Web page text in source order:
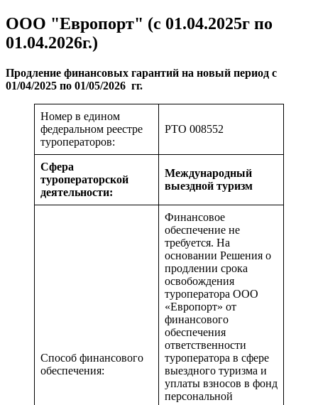
ООО "Европорт" (с 01.04.2025г по
01.04.2026г.)
Продление финансовых гарантий на новый период с
01/04/2025 по 01/05/2026 гг.
Номер в едином
федеральном реестре
туроператоров:
PTO 008552
Сфера
туроператорской
деятельности:
Международный
выездной туризм
Способ финансового
обеспечения:
Финансовое
обеспечение не
требуется. На
основании Решения о
продлении срока
освобождения
туроператора ООО
«Европорт» от
финансового
обеспечения
ответственности
туроператора в сфере
выездного туризма и
уплаты взносов в фонд
персональной